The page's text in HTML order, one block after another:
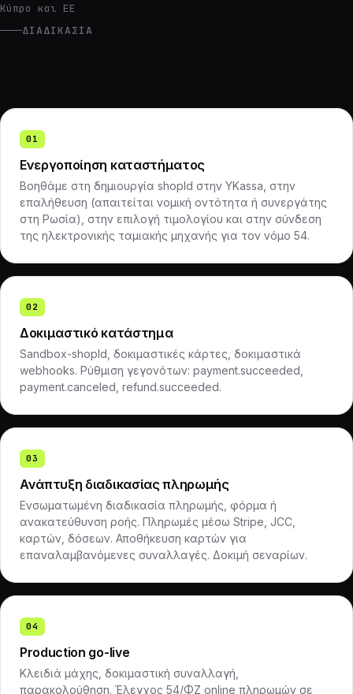
Κύπρο και ΕΕ
ΔΙΑΔΙΚΑΣΊΑ
01
Ενεργοποίηση καταστήματος
Βοηθάμε στη δημιουργία shopId στην YKassa, στην
επαλήθευση (απαιτείται νομική οντότητα ή συνεργάτης
στη Ρωσία), στην επιλογή τιμολογίου και στην σύνδεση
της ηλεκτρονικής ταμιακής μηχανής για τον νόμο 54.
02
Δοκιμαστικό κατάστημα
Sandbox-shopId, δοκιμαστικές κάρτες, δοκιμαστικά
webhooks. Ρύθμιση γεγονότων: payment.succeeded,
payment.canceled, refund.succeeded.
03
Ανάπτυξη διαδικασίας πληρωμής
Ενσωματωμένη διαδικασία πληρωμής, φόρμα ή
ανακατεύθυνση ροής. Πληρωμές μέσω Stripe, JCC,
καρτών, δόσεων. Αποθήκευση καρτών για
επαναλαμβανόμενες συναλλαγές. Δοκιμή σεναρίων.
04
Production go-live
Κλειδιά μάχης, δοκιμαστική συναλλαγή,
παρακολούθηση. Έλεγχος 54/ΦΖ online πληρωμών σε